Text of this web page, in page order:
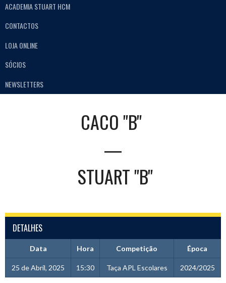
ACADEMIA STUART HCM
CONTACTOS
LOJA ONLINE
SÓCIOS
NEWSLETTERS
CACO "B"
—
STUART "B"
DETALHES
Data Hora Competição Época
25 de Abril, 2025 15:30 Taça APL Escolares 2024/2025